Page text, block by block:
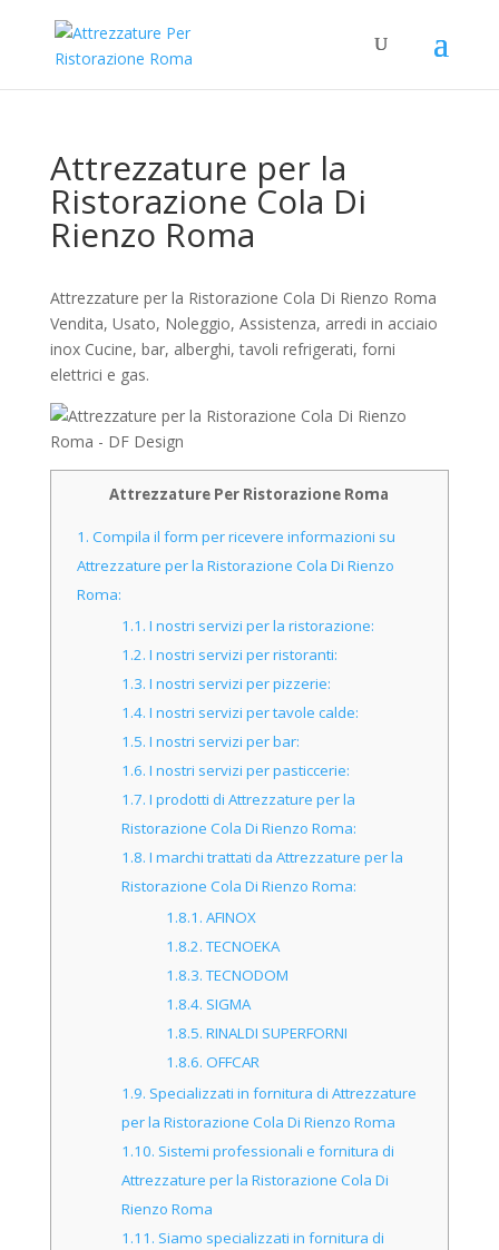
Attrezzature per la
Ristorazione Cola Di
Rienzo Roma
Attrezzature per la Ristorazione Cola Di Rienzo Roma
Vendita, Usato, Noleggio, Assistenza, arredi in acciaio
inox Cucine, bar, alberghi, tavoli refrigerati, forni
elettrici e gas.
Attrezzature Per Ristorazione Roma
1. Compila il form per ricevere informazioni su
Attrezzature per la Ristorazione Cola Di Rienzo
Roma:
1.1. I nostri servizi per la ristorazione:
1.2. I nostri servizi per ristoranti:
1.3. I nostri servizi per pizzerie:
1.4. I nostri servizi per tavole calde:
1.5. I nostri servizi per bar:
1.6. I nostri servizi per pasticcerie:
1.7. I prodotti di Attrezzature per la
Ristorazione Cola Di Rienzo Roma:
1.8. I marchi trattati da Attrezzature per la
Ristorazione Cola Di Rienzo Roma:
1.8.1. AFINOX
1.8.2.TECNOEKA
1.8.3.TECNODOM
1.8.4. SIGMA
1.8.5. RINALDI SUPERFORNI
1.8.6. OFFCAR
1.9. Specializzati in fornitura di Attrezzature
per la Ristorazione Cola Di Rienzo Roma
1.10. Sistemi professionali e fornitura di
Attrezzature per la Ristorazione Cola Di
Rienzo Roma
1.11. Siamo specializzati in fornitura di